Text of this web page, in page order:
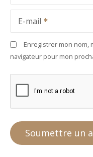
E-mail
Enregistrer mon nom,
navigateur pour mon